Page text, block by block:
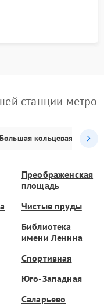
в поддоне.
станции метро
Большая кольцевая
Преображенская
площадь
Чистые пруды
Библиотека
имени Ленина
Спортивная
Юго-Западная
Саларьево